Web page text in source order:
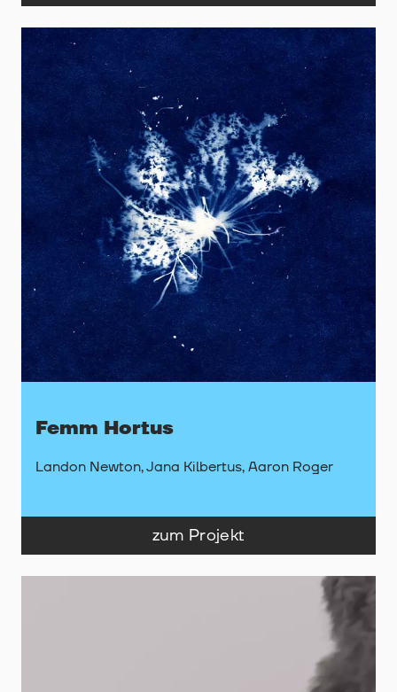
Femm Hortus
Landon Newton, Jana Kilbertus, Aaron Roger
zum Projekt